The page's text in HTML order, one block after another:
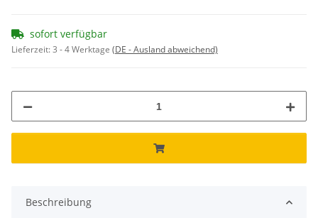
sofort verfügbar
Lieferzeit:3 - 4 Werktage (DE - Ausland abweichend)
Beschreibung